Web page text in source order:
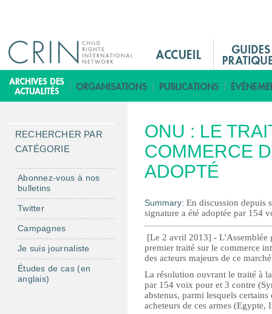
i
n
e
n
u
F
i
ONU : LE
COMMERCE
ADOPTÉ
Summary: En discussion depuis
signature a été adoptée par 154
[Le 2 avril 2013] - L'Assemblée
premier traité sur le commerce
des acteurs majeurs de ce
La résolution ouvrant le traité à
par 154 voix pour et 3 contre
abstenus, parmi lesquels
acheteurs de ces armes (Egypte,
RECHERCHER PAR
CATÉGORIE
Abonnez-vous à nos
bulletins
Twitter
Campagnes
Je suis journaliste
Études de cas (en
anglais)